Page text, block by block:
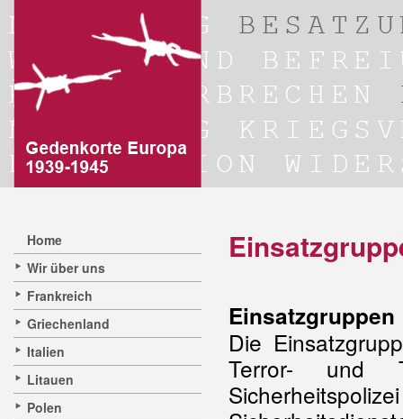
Home
Wir über uns
Frankreich
Griechenland
Italien
Litauen
Polen
Einsatzgruppen
Die
Terror- und